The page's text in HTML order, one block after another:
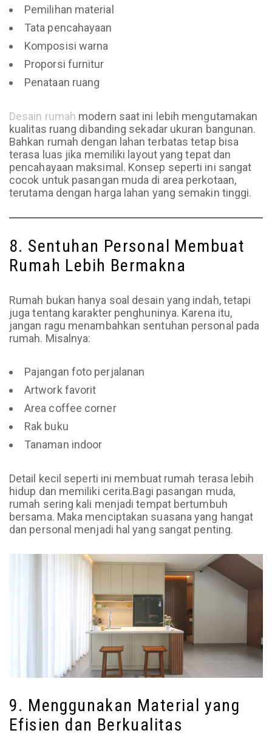
Pemilihan material
Tata pencahayaan
Komposisi warna
Proporsi furnitur
Penataan ruang
Desain rumah modern saat ini lebih mengutamakan
kualitas ruang dibanding sekadar ukuran bangunan.
Bahkan rumah dengan lahan terbatas tetap bisa
terasa luas jika memiliki layout yang tepat dan
pencahayaan maksimal. Konsep seperti ini sangat
cocok untuk pasangan muda di area perkotaan,
terutama dengan harga lahan yang semakin tinggi.
8. Sentuhan Personal Membuat
Rumah Lebih Bermakna
Rumah bukan hanya soal desain yang indah, tetapi
juga tentang karakter penghuninya. Karena itu,
jangan ragu menambahkan sentuhan personal pada
rumah. Misalnya:
Pajangan foto perjalanan
Artwork favorit
Area coffee corner
Rak buku
Tanaman indoor
Detail kecil seperti ini membuat rumah terasa lebih
hidup dan memiliki cerita.Bagi pasangan muda,
rumah sering kali menjadi tempat bertumbuh
bersama. Maka menciptakan suasana yang hangat
dan personal menjadi hal yang sangat penting.
9. Menggunakan Material yang
Efisien dan Berkualitas